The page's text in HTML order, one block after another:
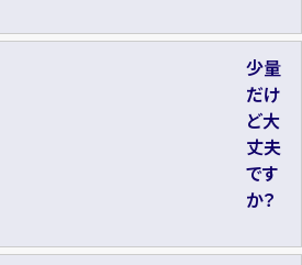
少量
だけ
ど大
丈夫
です
か？